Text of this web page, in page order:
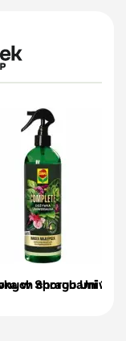
chorobami 20
w Sprayu